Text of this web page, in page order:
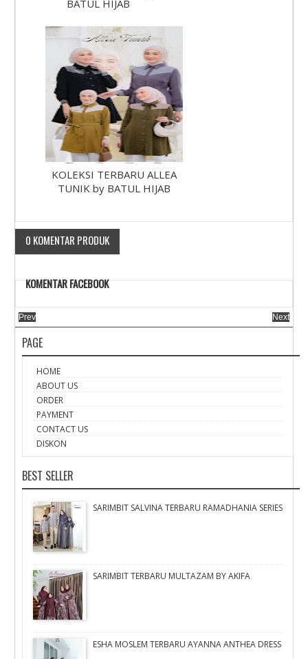
BATUL HIJAB
KOLEKSI TERBARU ALLEA
TUNIK by BATUL HIJAB
0 KOMENTAR PRODUK
KOMENTAR FACEBOOK
Prev Next
PAGE
HOME
ABOUT US
ORDER
PAYMENT
CONTACT US
DISKON
BEST SELLER
SARIMBIT SALVINA TERBARU RAMADHANIA SERIES
SARIMBIT TERBARU MULTAZAM BY AKIFA
ESHA MOSLEM TERBARU AYANNA ANTHEA DRESS